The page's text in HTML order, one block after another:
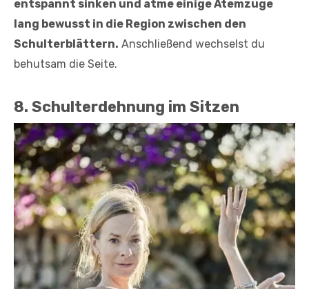
entspannt sinken und atme einige Atemzüge
lang bewusst in die Region zwischen den
Schulterblättern. An­schließend wechselst du
behutsam die Seite.
8. Schulterdehnung im Sitzen